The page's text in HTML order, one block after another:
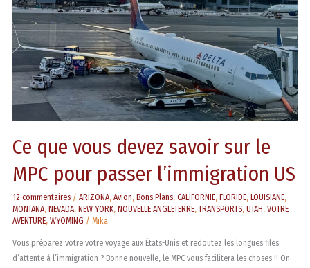
Ce que vous devez savoir sur le
MPC pour passer l’immigration US
12 commentaires /ARIZONA,Avion, Bons Plans,CALIFORNIE, FLORIDE, LOUISIANE,
MONTANA, NEVADA, NEW YORK, NOUVELLE ANGLETERRE,TRANSPORTS,UTAH ,VOTRE
AVENTURE,WYOMING /Mika
Vous préparez votre votre voyage aux États-Unis et redoutez les longues files
d’attente à l’immigration ? Bonne nouvelle, le MPC vous facilitera les choses !! On
le
MPC
pour
passer
l’immigration
US